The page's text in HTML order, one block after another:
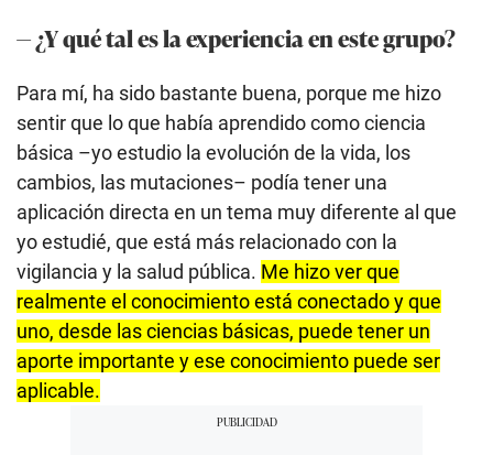
— ¿Y qué tal es la experiencia en este grupo?
Para mí, ha sido bastante buena, porque me hizo
sentir que lo que había aprendido como ciencia
básica –yo estudio la evolución de la vida, los
cambios, las mutaciones– podía tener una
aplicación directa en un tema muy diferente al que
yo estudié, que está más relacionado con la
vigilancia y la salud pública. Me hizo ver que
realmente el conocimiento está conectado y que
uno, desde las ciencias básicas, puede tener un
aporte importante y ese conocimiento puede ser
aplicable.